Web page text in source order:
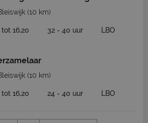
(10 km)
tot 16,20 32 - 40 uur LBO
(10 km)
tot 16,20 24 - 40 uur LBO